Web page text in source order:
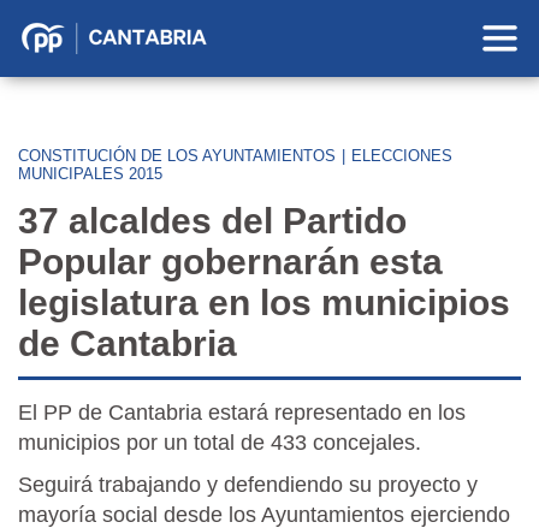
Partido
Cantabria
CONSTITUCIÓN DE LOS AYUNTAMIENTOS
ELECCIONES
MUNICIPALES 2015
37 alcaldes del Partido
Popular gobernarán esta
legislatura en los municipios
de Cantabria
El PP de Cantabria estará representado en los
municipios por un total de 433 concejales.
Seguirá trabajando y defendiendo su proyecto y
mayoría social desde los Ayuntamientos ejerciendo